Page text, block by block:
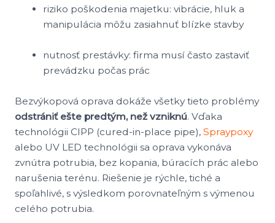
riziko poškodenia majetku: vibrácie, hluk a
manipulácia môžu zasiahnuť blízke stavby
nutnosť prestávky: firma musí často zastaviť
prevádzku počas prác
Bezvýkopová oprava dokáže všetky tieto problémy
odstrániť ešte predtým, než vzniknú. Vďaka
technológii CIPP (cured-in-place pipe), Spraypoxy
alebo UV LED technológii sa oprava vykonáva
zvnútra potrubia, bez kopania, búracích prác alebo
narušenia terénu. Riešenie je rýchle, tiché a
spoľahlivé, s výsledkom porovnateľným s výmenou
celého potrubia.